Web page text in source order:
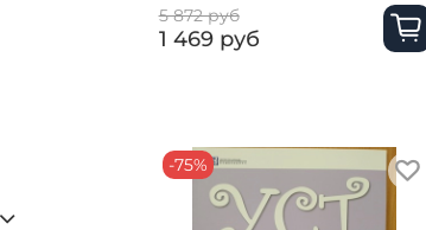
5 872 руб
1 469 руб
-75%